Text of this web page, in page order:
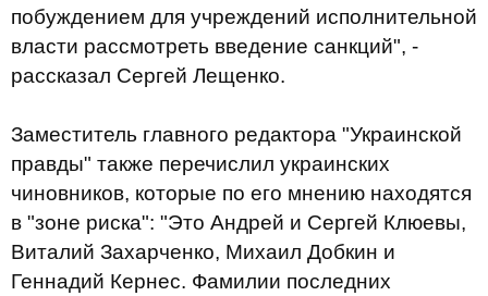
побуждением для учреждений исполнительной
власти рассмотреть введение санкций", -
рассказал Сергей Лещенко.
Заместитель главного редактора "Украинской
правды" также перечислил украинских
чиновников, которые по его мнению находятся
в "зоне риска": "Это Андрей и Сергей Клюевы,
Виталий Захарченко, Михаил Добкин и
Геннадий Кернес. Фамилии последних